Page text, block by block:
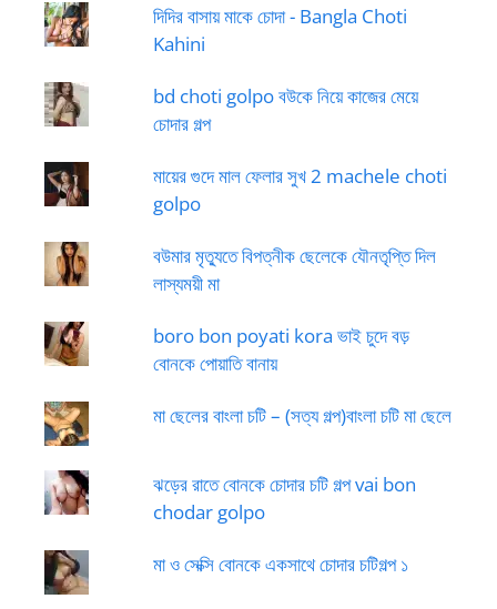
দিদির বাসায় মাকে চোদা - Bangla Choti
Kahini
bd choti golpo বউকে নিয়ে কাজের মেয়ে
চোদার গল্প
মায়ের গুদে মাল ফেলার সুখ 2 machele choti
golpo
বউমার মৃত্যুতে বিপত্নীক ছেলেকে যৌনতৃপ্তি দিল
লাস্যময়ী মা
boro bon poyati kora ভাই চুদে বড়
বোনকে পোয়াতি বানায়
মা ছেলের বাংলা চটি – (সত্য গল্প)বাংলা চটি মা ছেলে
ঝড়ের রাতে বোনকে চোদার চটি গল্প vai bon
chodar golpo
মা ও সেক্সি বোনকে একসাথে চোদার চটিগল্প ১